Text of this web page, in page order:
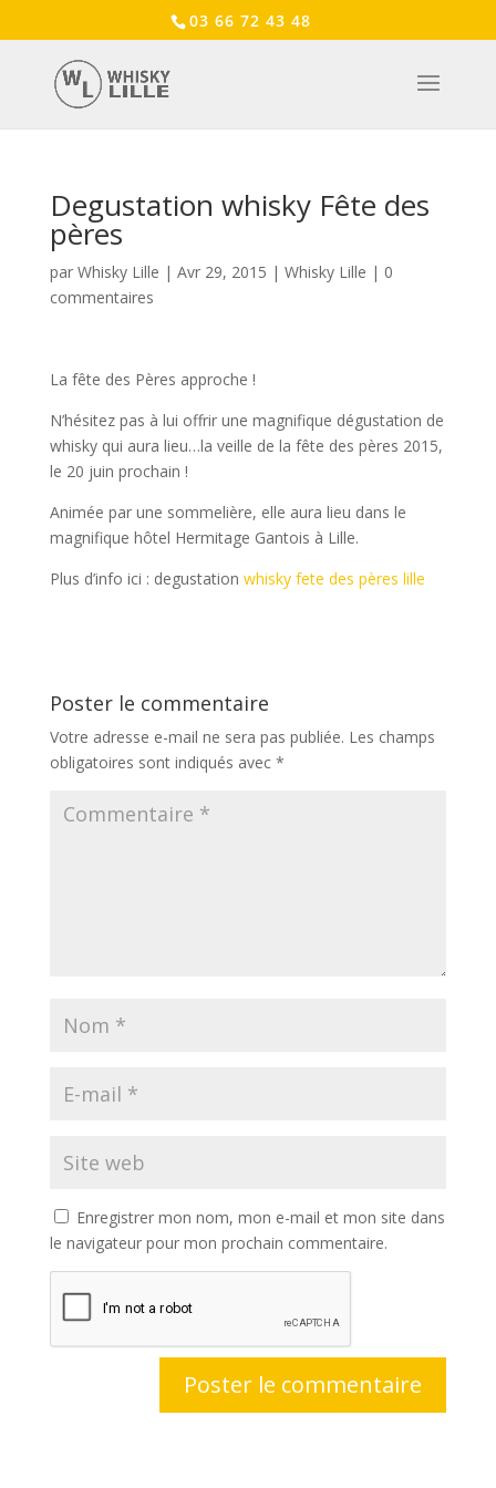
03 66 72 43 48
Degustation whisky Fête des
pères
par Whisky Lille | Avr 29, 2015 | Whisky Lille | 0
commentaires
La fête des Pères approche !
N’hésitez pas à lui offrir une magnifique dégustation de
whisky qui aura lieu…la veille de la fête des pères 2015,
le 20 juin prochain !
Animée par une sommelière, elle aura lieu dans le
magnifique hôtel Hermitage Gantois à Lille.
Plus d’info ici : degustation whisky fete des pères lille
Poster le commentaire
Votre adresse e-mail ne sera pas publiée. Les champs
obligatoires sont indiqués avec *
Enregistrer mon nom, mon e-mail et mon site dans
le navigateur pour mon prochain commentaire.